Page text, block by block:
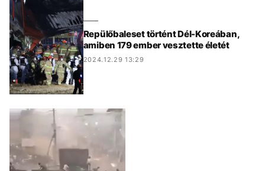
Repülőbaleset történt Dél-Koreában,
amiben 179 ember vesztette életét
2024.12.29 13:29